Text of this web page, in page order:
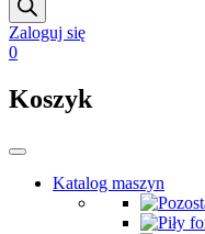
Zaloguj się
0
Koszyk
Katalog maszyn